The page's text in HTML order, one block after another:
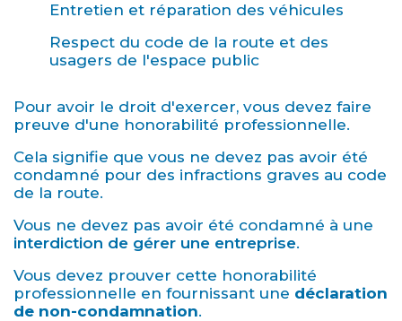
Entretien et réparation des véhicules
Respect du code de la route et des
usagers de l'espace public
Pour avoir le droit d'exercer, vous devez faire
preuve d'une honorabilité professionnelle.
Cela signifie que vous ne devez pas avoir été
condamné pour des infractions graves au code
de la route.
Vous ne devez pas avoir été condamné à une
interdiction de gérer une entreprise.
Vous devez prouver cette honorabilité
professionnelle en fournissant une déclaration
de non-condamnation.